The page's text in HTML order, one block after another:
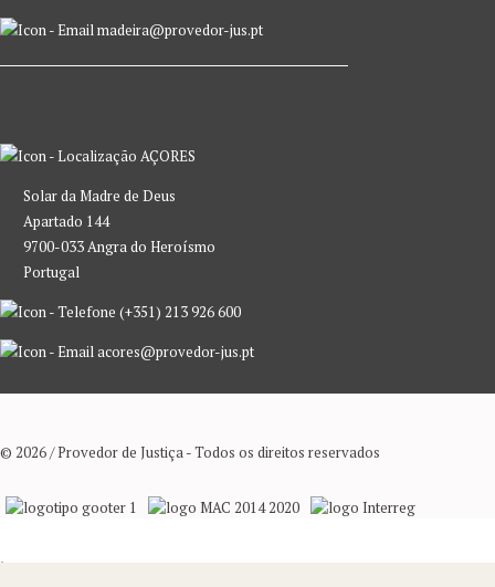
madeira@provedor-jus.pt
AÇORES
Solar da Madre de Deus
Apartado 144
9700-033 Angra do Heroísmo
Portugal
(+351) 213 926 600
acores@provedor-jus.pt
© 2026 / Provedor de Justiça - Todos os direitos reservados